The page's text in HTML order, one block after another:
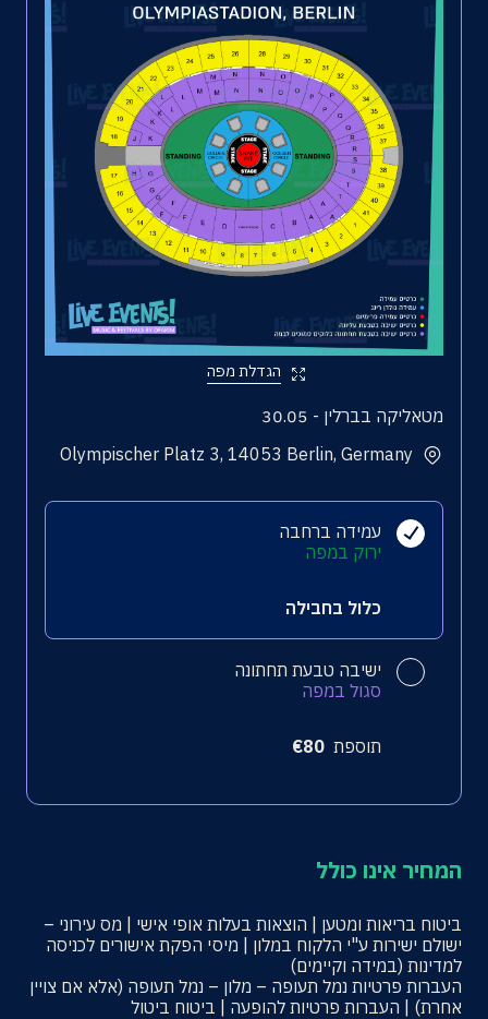
הגדלת מפה
מטאליקה בברלין - 30.05
Olympischer Platz 3, 14053 Berlin, Germany
עמידה ברחבה
ירוק במפה
כלול בחבילה
ישיבה טבעת תחתונה
סגול במפה
תוספת 80
€
המחיר אינו כולל
ביטוח בריאות ומטען | הוצאות בעלות אופי אישי | מס עירוני –
ישולם ישירות ע"י הלקוח במלון | מיסי הפקת אישורים לכניסה
למדינות (במידה וקיימים)
העברות פרטיות נמל תעופה – מלון – נמל תעופה (אלא אם צויין
אחרת) | העברות פרטיות להופעה | ביטוח ביטול